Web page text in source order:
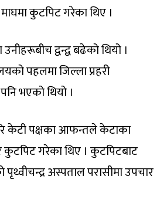
कुटपिट गरेका थिए ।
द्वन्द्व बढेको थियो ।
पहलमा जिल्ला प्रहरी
भएको थियो ।
केटी पक्षका आफन्तले केटाका
कुटपिट गरेका थिए । कुटपिटबाट
अस्पताल परासीमा उपचार